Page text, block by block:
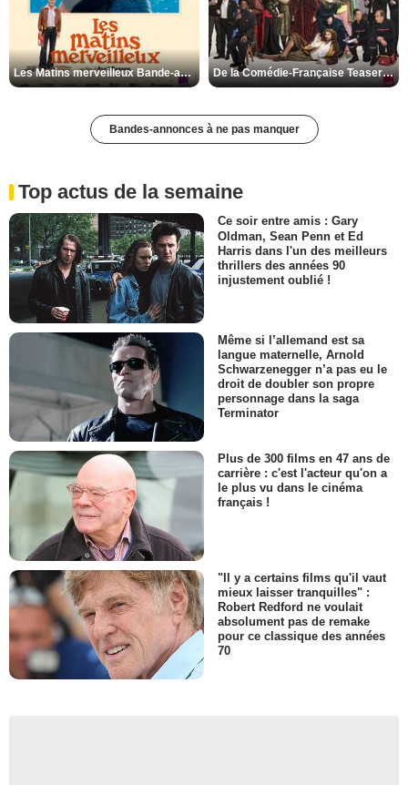
Les Matins merveilleux Bande-annonce VF De la Comédie-Française Teaser VF
Bandes-annonces à ne pas manquer
Top actus de la semaine
Ce soir entre amis : Gary
Oldman, Sean Penn et Ed
Harris dans l'un des meilleurs
thrillers des années 90
injustement oublié !
Même si l’allemand est sa
langue maternelle, Arnold
Schwarzenegger n’a pas eu le
droit de doubler son propre
personnage dans la saga
Terminator
Plus de 300 films en 47 ans de
carrière : c'est l'acteur qu'on a
le plus vu dans le cinéma
français !
"Il y a certains films qu'il vaut
mieux laisser tranquilles" :
Robert Redford ne voulait
absolument pas de remake
pour ce classique des années
70